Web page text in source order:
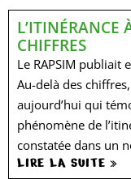
L’ITINÉRANCE
CHIFFRES
Le RAPSIM publiait
Au-delà des
aujourd’hui qui
phénomène de
constatée dans un
LIRE LA SUITE »